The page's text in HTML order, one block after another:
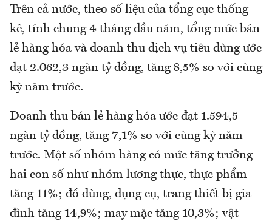
Trên cả nước, theo số liệu của tổng cục thống
kê, tính chung 4 tháng đầu năm, tổng mức bán
lẻ hàng hóa và doanh thu dịch vụ tiêu dùng ước
đạt 2.062,3 ngàn tỷ đồng, tăng 8,5% so với cùng
kỳ năm trước.
Doanh thu bán lẻ hàng hóa ước đạt 1.594,5
ngàn tỷ đồng, tăng 7,1% so với cùng kỳ năm
trước. Một số nhóm hàng có mức tăng trưởng
hai con số như nhóm lương thực, thực phẩm
tăng 11%; đồ dùng, dụng cụ, trang thiết bị gia
đình tăng 14,9%; may mặc tăng 10,3%; vật